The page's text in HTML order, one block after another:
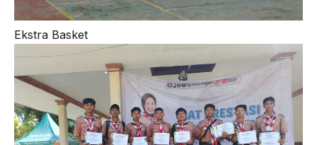
Ekstra Basket